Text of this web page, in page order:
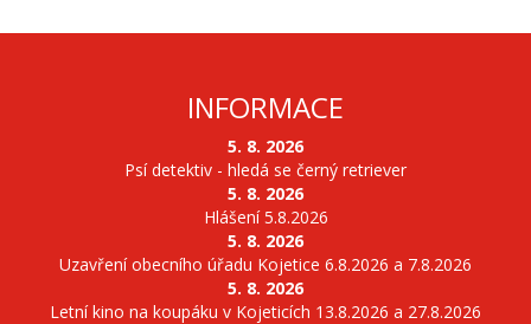
INFORMACE
5. 8. 2026
Psí detektiv - hledá se černý retriever
5. 8. 2026
Hlášení 5.8.2026
5. 8. 2026
Uzavření obecního úřadu Kojetice 6.8.2026 a 7.8.2026
5. 8. 2026
Letní kino na koupáku v Kojeticích 13.8.2026 a 27.8.2026